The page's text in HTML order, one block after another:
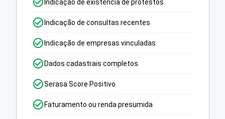
Indicação de existência de protestos
Indicação de consultas recentes
Indicação de empresas vinculadas
Dados cadastrais completos
Serasa Score Positivo
Faturamento ou renda presumida